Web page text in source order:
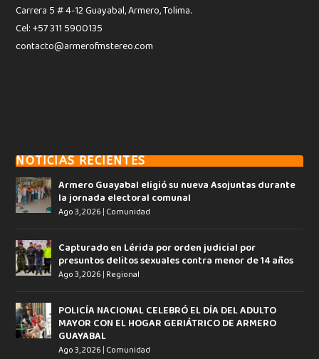
Carrera 5 # 4-12 Guayabal, Armero, Tolima.
Cel: +57 311 5900135
contacto@armerofmstereo.com
NOTICIAS RECIENTES
Armero Guayabal eligió su nueva Asojuntas durante
la jornada electoral comunal
Ago 3, 2026 | Comunidad
Capturado en Lérida por orden judicial por
presuntos delitos sexuales contra menor de 14 años
Ago 3, 2026 | Regional
POLICÍA NACIONAL CELEBRÓ EL DÍA DEL ADULTO
MAYOR CON EL HOGAR GERIÁTRICO DE ARMERO
GUAYABAL
Ago 3, 2026 | Comunidad